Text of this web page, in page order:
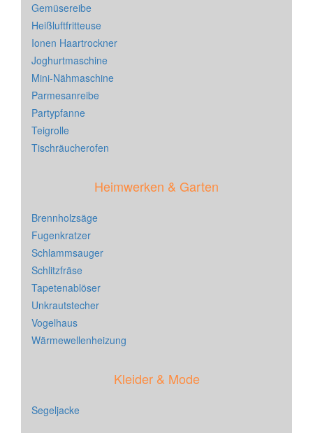
Gemüsereibe
Heißluftfritteuse
Ionen Haartrockner
Joghurtmaschine
Mini-Nähmaschine
Parmesanreibe
Partypfanne
Teigrolle
Tischräucherofen
Heimwerken & Garten
Brennholzsäge
Fugenkratzer
Schlammsauger
Schlitzfräse
Tapetenablöser
Unkrautstecher
Vogelhaus
Wärmewellenheizung
Kleider & Mode
Segeljacke